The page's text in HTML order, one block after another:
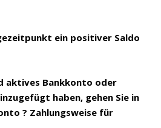
ein positiver Saldo
aktives Bankkonto oder
haben, gehen Sie in
? Zahlungsweise für